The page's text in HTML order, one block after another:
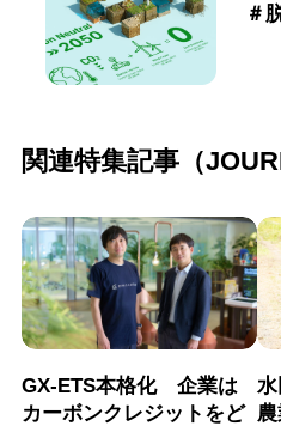
＃
関連特集記事（
GX-ETS本格化 企業は
カーボンクレジットをど